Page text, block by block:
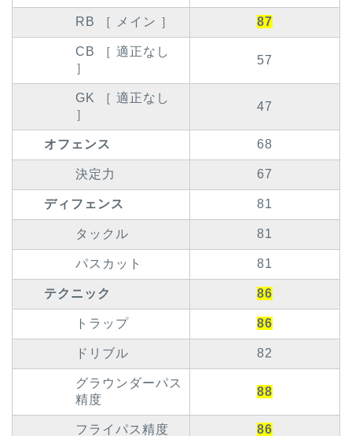
RB ［ メイン ］ 87
CB ［ 適正なし
］
57
GK ［ 適正なし
］
47
オフェンス 68
決定力 67
ディフェンス 81
タックル 81
パスカット 81
テクニック 86
トラップ 86
ドリブル 82
グラウンダーパス
精度
88
フライパス精度 86